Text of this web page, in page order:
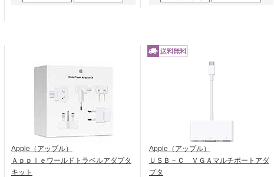
Apple（アップル）
Ａｐｐｌｅワールドトラベルアダプタ
キット
Apple（アップル）
ＵＳＢ－Ｃ ＶＧＡマルチポートアダ
プタ